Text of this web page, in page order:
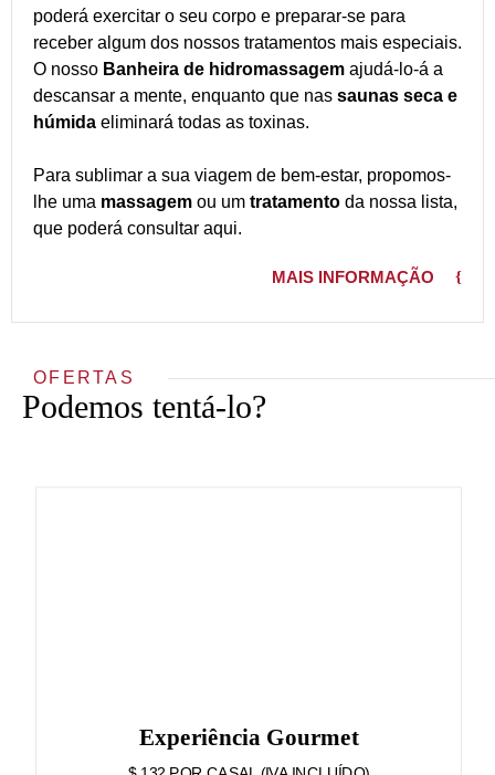
poderá exercitar o seu corpo e preparar-se para
receber algum dos nossos tratamentos mais especiais.
O nosso Banheira de hidromassagem ajudá-lo-á a
descansar a mente, enquanto que nas saunas seca e
húmida eliminará todas as toxinas.
Para sublimar a sua viagem de bem-estar, propomos-
lhe uma massagem ou um tratamento da nossa lista,
que poderá consultar aqui.
MAIS INFORMAÇÃO
OFERTAS
Podemos tentá-lo?
Experiência Gourmet